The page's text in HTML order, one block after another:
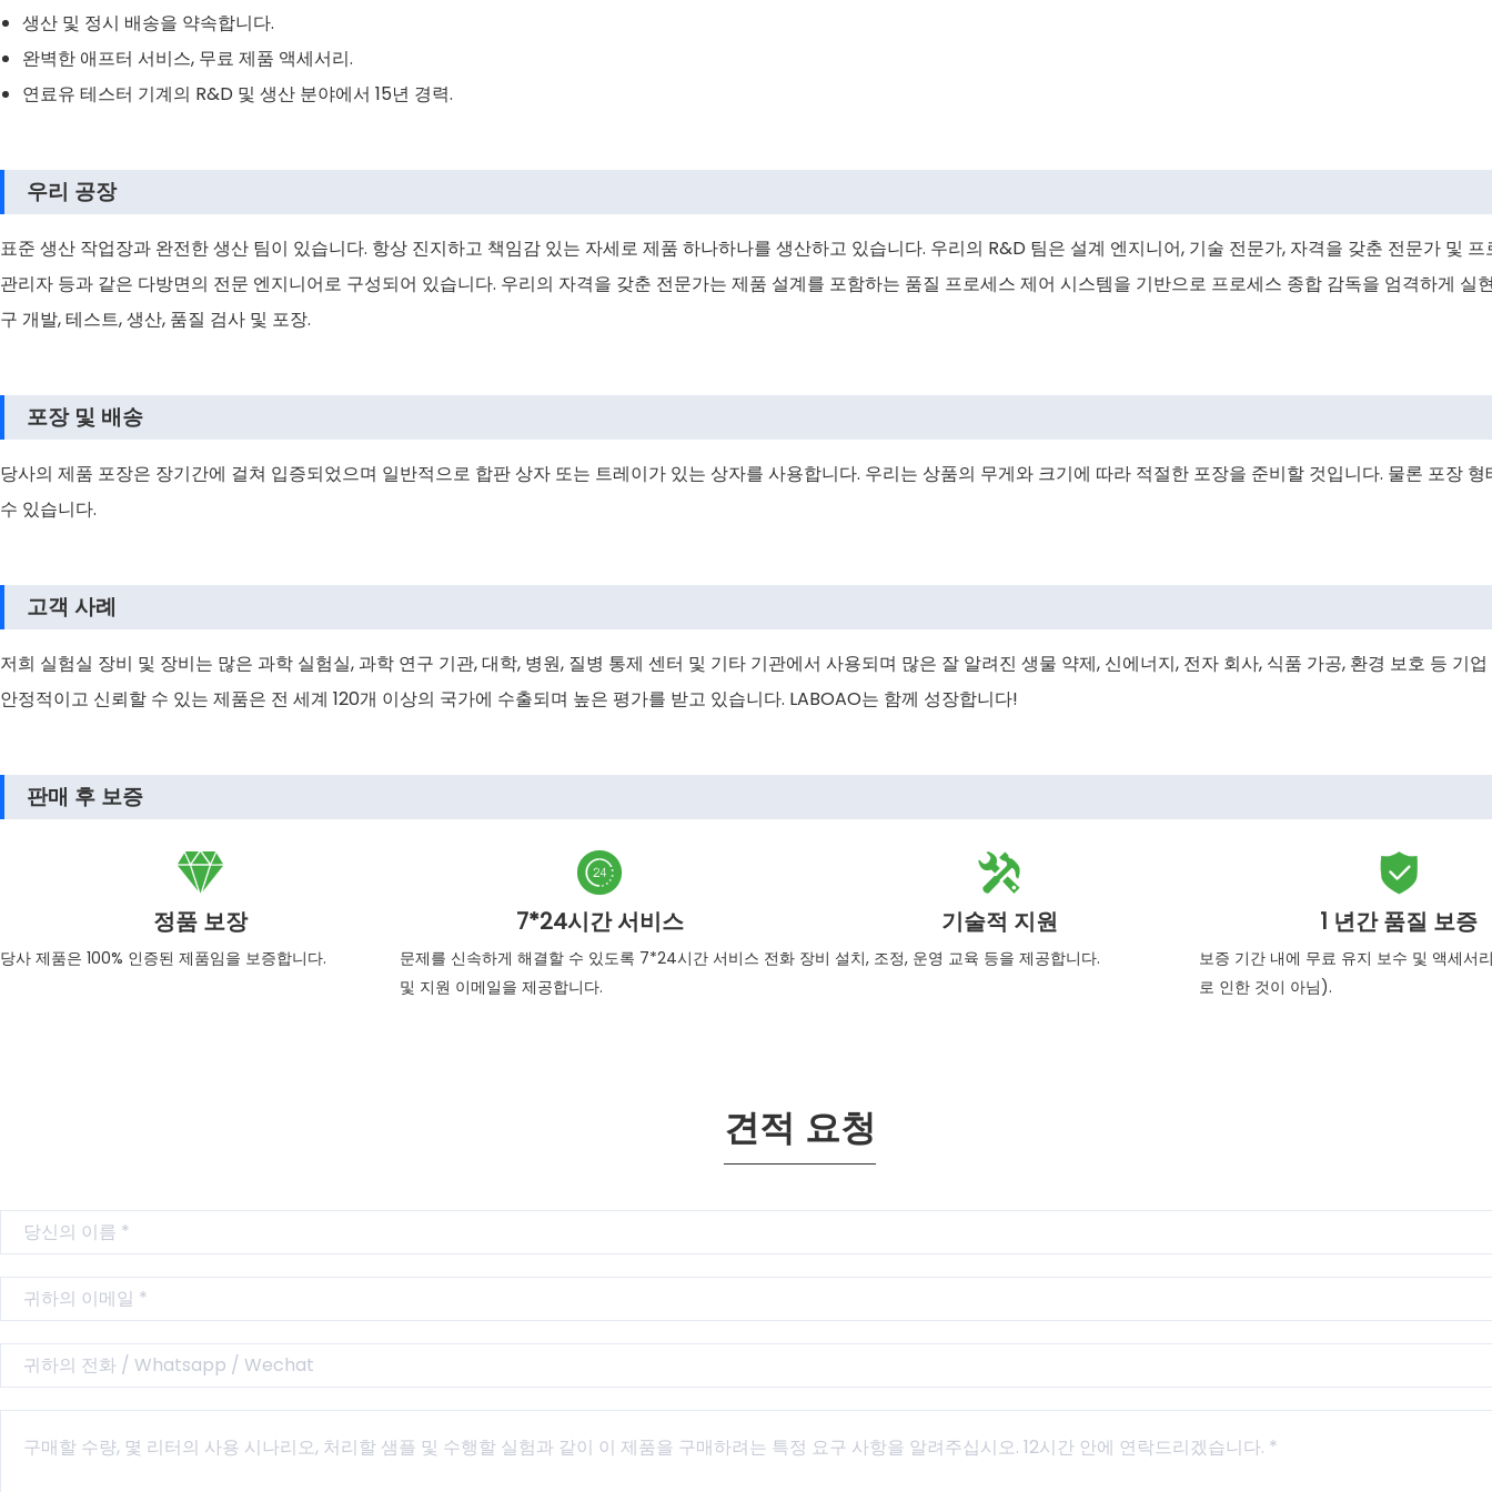
생산 및 정시 배송을 약속합니다.
완벽한 애프터 서비스, 무료 제품 액세서리.
연료유 테스터 기계의 R&D 및 생산 분야에서 15년 경력.
우리 공장
표준 생산 작업장과 완전한 생산 팀이 있습니다. 항상 진지하고 책임감 있는 자세로 제품 하나하나를 생산하고 있습니다. 우리의 R&D 팀은 설계 엔지니어, 기술 전문가, 자격을 갖춘 전문가 및
관리자 등과 같은 다방면의 전문 엔지니어로 구성되어 있습니다. 우리의 자격을 갖춘 전문가는 제품 설계를 포함하는 품질 프로세스 제어 시스템을 기반으로 프로세스 종합 감독을 엄격하게 실
구 개발, 테스트, 생산, 품질 검사 및 포장.
포장 및 배송
당사의 제품 포장은 장기간에 걸쳐 입증되었으며 일반적으로 합판 상자 또는 트레이가 있는 상자를 사용합니다. 우리는 상품의 무게와 크기에 따라 적절한 포장을 준비할 것입니다. 물론 포장
수 있습니다.
고객 사례
저희 실험실 장비 및 장비는 많은 과학 실험실, 과학 연구 기관, 대학, 병원, 질병 통제 센터 및 기타 기관에서 사용되며 많은 잘 알려진 생물 약제, 신에너지, 전자 회사, 식품 가공, 환경 보호 등 기
안정적이고 신뢰할 수 있는 제품은 전 세계 120개 이상의 국가에 수출되며 높은 평가를 받고 있습니다. LABOAO는 함께 성장합니다!
판매 후 보증

정품 보장
당사 제품은 100% 인증된 제품임을 보증합니다.

7*24시간 서비스
문제를 신속하게 해결할 수 있도록 7*24시간 서비스 전화
및 지원 이메일을 제공합니다.

기술적 지원
장비 설치, 조정, 운영 교육 등을 제공합니다.

1 년간 품질 보증
보증 기간 내에 무료 유지 보수 및 액세서
로 인한 것이 아님).
견적 요청